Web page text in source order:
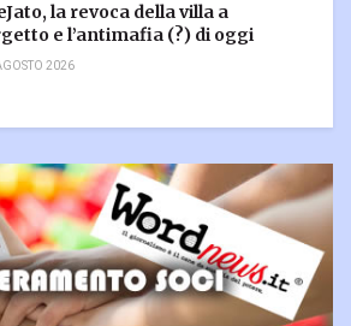
la revoca della villa a
e l’antimafia (?) di oggi
2026